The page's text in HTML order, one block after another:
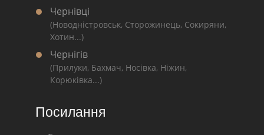
Чернівці
(Новодністровськ, Сторожинець, Сокиряни,
Хотин...)
Чернігів
(Прилуки, Бахмач, Носівка, Ніжин,
Корюківка...)
Посилання